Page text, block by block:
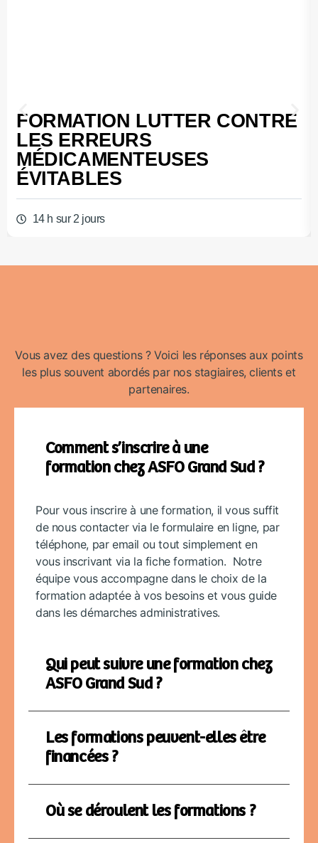
FORMATION LUTTER CONTRE
LES ERREURS
MÉDICAMENTEUSES
ÉVITABLES
14 h sur 2 jours
Vous avez des questions ? Voici les réponses aux points
les plus souvent abordés par nos stagiaires, clients et
partenaires.
Comment s’inscrire à une
formation chez ASFO Grand Sud ?
Pour vous inscrire à une formation, il vous suffit
de nous contacter via le formulaire en ligne, par
téléphone, par email ou tout simplement en
vous inscrivant via la fiche formation. Notre
équipe vous accompagne dans le choix de la
formation adaptée à vos besoins et vous guide
dans les démarches administratives.
Qui peut suivre une formation chez
ASFO Grand Sud ?
Les formations peuvent-elles être
financées ?
Où se déroulent les formations ?